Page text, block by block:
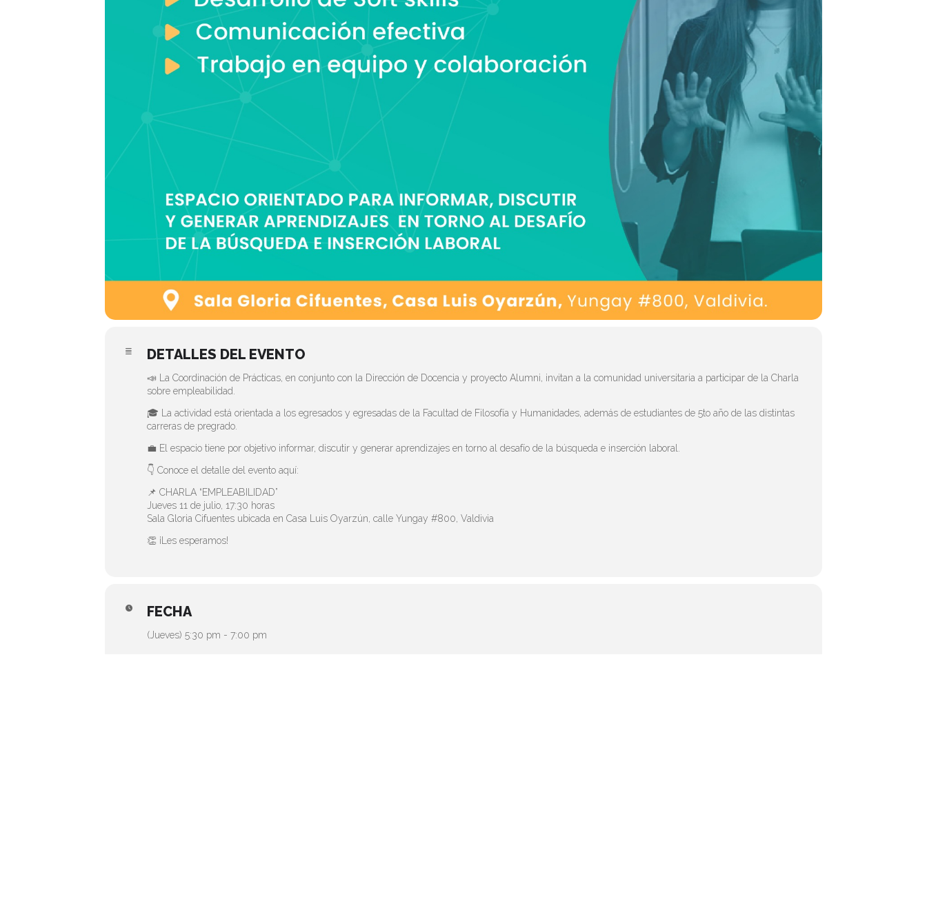
DETALLES DEL EVENTO
📣 La Coordinación de Prácticas, en conjunto con la Dirección de Docencia y proyecto Alumni, invitan a la comunidad universitaria a participar de la Charla
sobre empleabilidad.
🎓 La actividad está orientada a los egresados y egresadas de la Facultad de Filosofía y Humanidades, además de estudiantes de 5to año de las distintas
carreras de pregrado.
💼 El espacio tiene por objetivo informar, discutir y generar aprendizajes en torno al desafío de la búsqueda e inserción laboral.
👇 Conoce el detalle del evento aquí:
📌 CHARLA “EMPLEABILIDAD”
Jueves 11 de julio, 17:30 horas
Sala Gloria Cifuentes ubicada en Casa Luis Oyarzún, calle Yungay #800 , Valdivia
👏 ¡Les esperamos!
FECHA
(Jueves) 5:30 pm - 7:00 pm